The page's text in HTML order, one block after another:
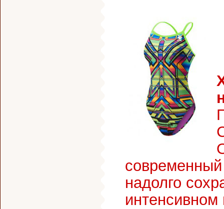
современный
надолго
интенсивном